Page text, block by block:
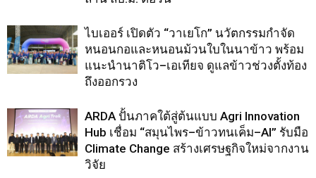
ไบเออร์ เปิดตัว “วาเยโก” นวัตกรรมกำจัด
หนอนกอและหนอนม้วนใบในนาข้าว พร้อม
แนะนำนาติโว–เอเทียจ ดูแลข้าวช่วงตั้งท้อง
ถึงออกรวง
ARDA ปั้นภาคใต้สู่ต้นแบบ Agri Innovation
Hub เชื่อม “สมุนไพร–ข้าวทนเค็ม–AI” รับมือ
Climate Change สร้างเศรษฐกิจใหม่จากงาน
วิจัย